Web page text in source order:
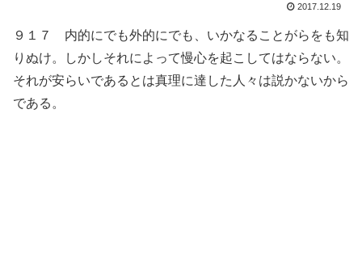
2017.12.19
９１７ 内的にでも外的にでも、いかなることがらをも知
りぬけ。しかしそれによって慢心を起こしてはならない。
それが安らいであるとは真理に達した人々は説かないから
である。